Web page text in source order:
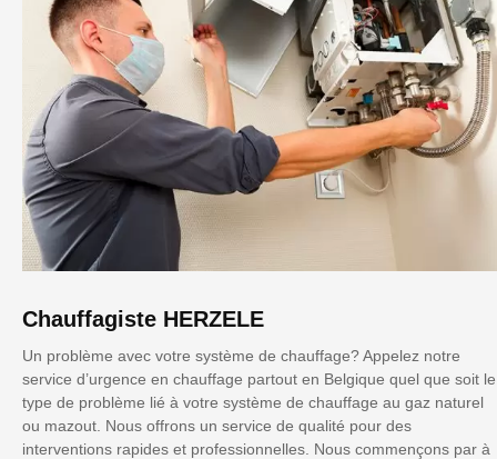
Chauffagiste HERZELE
Un problème avec votre système de chauffage? Appelez notre
service d’urgence en chauffage partout en Belgique quel que soit le
type de problème lié à votre système de chauffage au gaz naturel
ou mazout. Nous offrons un service de qualité pour des
interventions rapides et professionnelles. Nous commençons par à